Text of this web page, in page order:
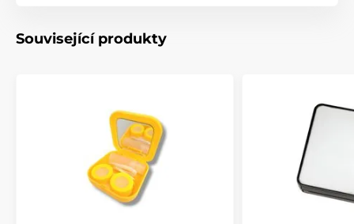
Související produkty